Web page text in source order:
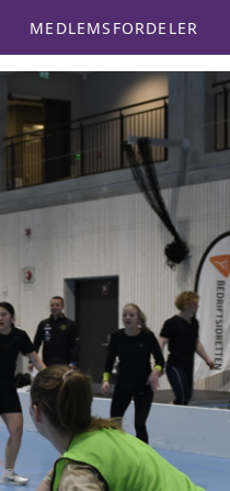
MEDLEMSFORDELER